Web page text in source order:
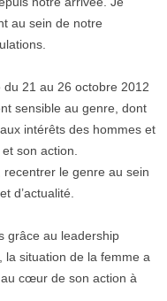
au sein de notre
du 21 au 26 octobre 2012
sensible au genre, dont
intérêts des hommes et
son action.
le genre au sein
d’actualité.
grâce au leadership
la situation de la femme a
cœur de son action à